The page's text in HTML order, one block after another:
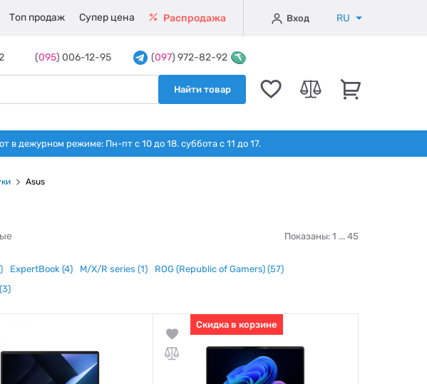
Топ продаж Супер цена Распродажа Вход RU
(095) 006-12-95 (097) 972-82-92
Найти товар
дежурном режиме: Пн-пт с 10 до 18. суббота с 11 до 17.
Asus
Показаны: 1 ... 45
ExpertBook (4) M/X/R series (1) ROG (Republic of Gamers) (57)
(3)
Скидка в корзине